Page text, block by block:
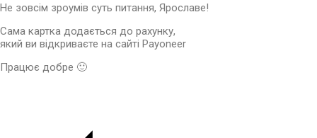
Не зовсім зроумів суть питання, Ярославе!
Сама картка додається до рахунку,
який ви відкриваєте на сайті Payoneer
Працює добре 🙂